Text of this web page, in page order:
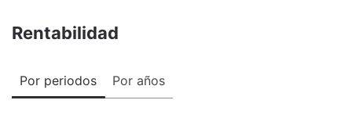
Rentabilidad
Por periodos Por años